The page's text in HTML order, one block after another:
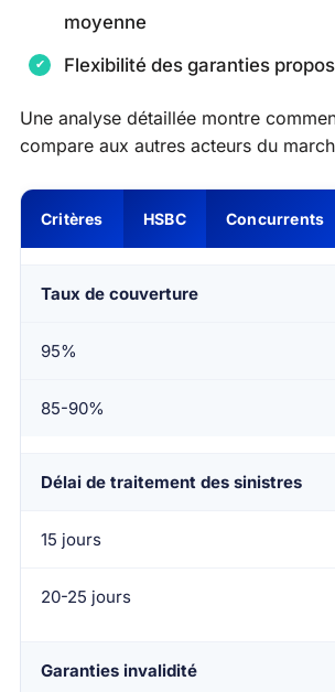
moyenne
Flexibilité des garanties
Une analyse détaillée montre
compare aux autres acteurs du
Critères HSBC Concurrents
Taux de couverture
95%
85-90%
Délai de traitement des sinistres
15 jours
20-25 jours
Garanties invalidité